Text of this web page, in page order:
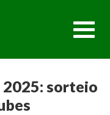
2025: sorteio